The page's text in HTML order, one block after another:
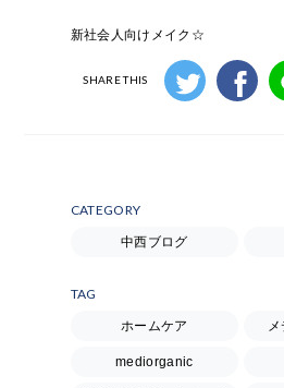
新社会人向けメイク☆
SHARE THIS
CATEGORY
中西ブログ
TAG
ホームケア
mediorganic